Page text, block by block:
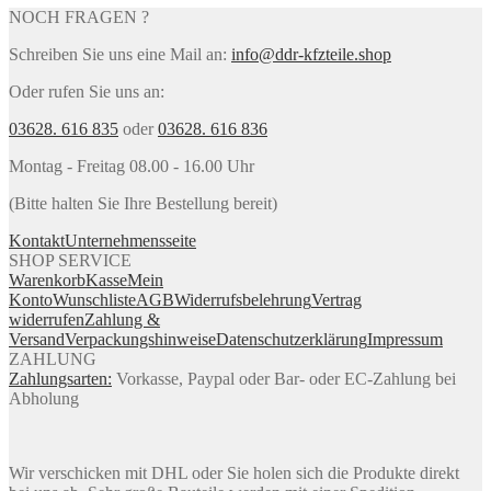
NOCH FRAGEN ?
Schreiben Sie uns eine Mail an: info@ddr-kfzteile.shop
Oder rufen Sie uns an:
03628. 616 835 oder03628. 616 836
Montag - Freitag 08.00 - 16.00 Uhr
(Bitte halten Sie Ihre Bestellung bereit)
KontaktUnternehmensseite
SHOP SERVICE
WarenkorbKasseMein
KontoWunschlisteAGBWiderrufsbelehrungVertrag
widerrufenZahlung &
VersandVerpackungshinweiseDatenschutzerklärungImpressum
ZAHLUNG
Zahlungsarten: Vorkasse, Paypal oder Bar- oder EC-Zahlung bei
Abholung
Wir verschicken mit DHL oder Sie holen sich die Produkte direkt